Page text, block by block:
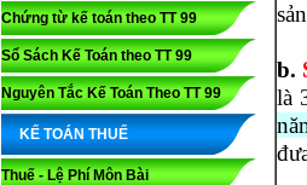
Chứng từ kế toán theo TT 99
Sổ Sách Kế Toán theo TT 99
Nguyên Tắc Kế Toán Theo TT 99
KẾ TOÁN THUẾ
Thuế - Lệ Phí Môn Bài
b.
là